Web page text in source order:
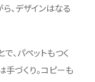
、デザインはなる
、パペットもつく
手づくり。コピーも